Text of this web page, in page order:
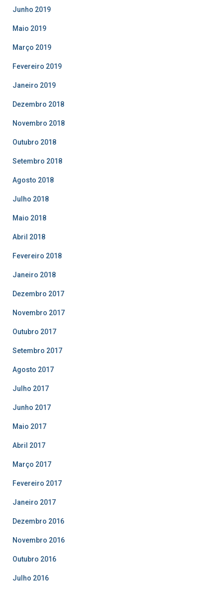
Junho 2019
Maio 2019
Março 2019
Fevereiro 2019
Janeiro 2019
Dezembro 2018
Novembro 2018
Outubro 2018
Setembro 2018
Agosto 2018
Julho 2018
Maio 2018
Abril 2018
Fevereiro 2018
Janeiro 2018
Dezembro 2017
Novembro 2017
Outubro 2017
Setembro 2017
Agosto 2017
Julho 2017
Junho 2017
Maio 2017
Abril 2017
Março 2017
Fevereiro 2017
Janeiro 2017
Dezembro 2016
Novembro 2016
Outubro 2016
Julho 2016